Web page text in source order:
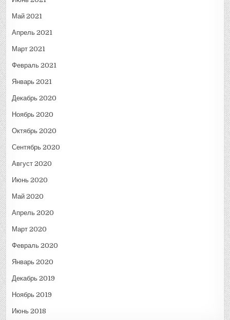
Май 2021
Апрель 2021
Март 2021
Февраль 2021
Январь 2021
Декабрь 2020
Ноябрь 2020
Октябрь 2020
Сентябрь 2020
Август 2020
Июнь 2020
Май 2020
Апрель 2020
Март 2020
Февраль 2020
Январь 2020
Декабрь 2019
Ноябрь 2019
Июнь 2018